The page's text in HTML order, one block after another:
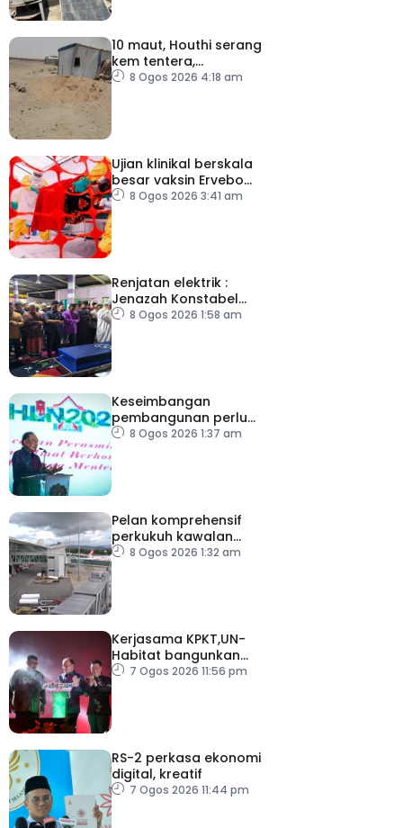
10 maut, Houthi serang
kem tentera,
penempatan pelarian
8 Ogos 2026 4:18 am
Ujian klinikal berskala
besar vaksin Ervebo
tangani wabak Ebola
8 Ogos 2026 3:41 am
Renjatan elektrik :
Jenazah Konstabel
Muhammad Raimi
8 Ogos 2026 1:58 am
Keseimbangan
pembangunan perlu
ambil kira lokasi tumpuan
8 Ogos 2026 1:37 am
Pelan komprehensif
perkukuh kawalan
keselamatan di semua
8 Ogos 2026 1:32 am
Kerjasama KPKT,UN-
Habitat bangunkan
inisiatif My Public Space
7 Ogos 2026 11:56 pm
RS-2 perkasa ekonomi
digital, kreatif
7 Ogos 2026 11:44 pm